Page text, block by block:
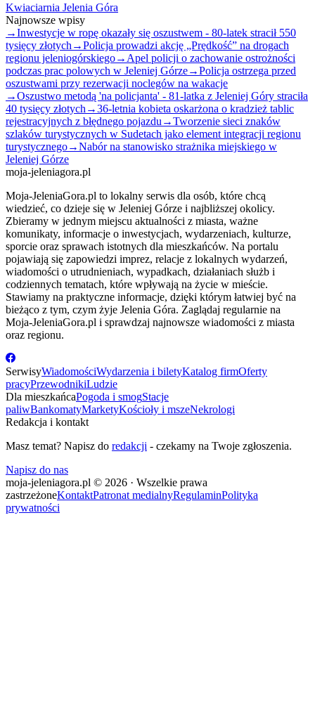
Kwiaciarnia Jelenia Góra
Najnowsze wpisy
→Inwestycje w ropę okazały się oszustwem - 80-latek stracił 550
tysięcy złotych →Policja prowadzi akcję „Prędkość” na drogach
regionu jeleniogórskiego→ Apel policji o zachowanie ostrożności
podczas prac polowych w Jeleniej Górze→Policja ostrzega przed
oszustwami przy rezerwacji noclegów na wakacje
→Oszustwo metodą 'na policjanta' - 81-latka z Jeleniej Góry straciła
40 tysięcy złotych →36-letnia kobieta oskarżona o kradzież tablic
rejestracyjnych z błędnego pojazdu →Tworzenie sieci znaków
szlaków turystycznych w Sudetach jako element integracji regionu
turystycznego→Nabór na stanowisko strażnika miejskiego w
Jeleniej Górze
moja-jeleniagora.pl
Moja-JeleniaGora.pl to lokalny serwis dla osób, które chcą
wiedzieć, co dzieje się w Jeleniej Górze i najbliższej okolicy.
Zbieramy w jednym miejscu aktualności z miasta, ważne
komunikaty, informacje o inwestycjach, wydarzeniach, kulturze,
sporcie oraz sprawach istotnych dla mieszkańców. Na portalu
pojawiają się zapowiedzi imprez, relacje z lokalnych wydarzeń,
wiadomości o utrudnieniach, wypadkach, działaniach służb i
codziennych tematach, które wpływają na życie w mieście.
Stawiamy na praktyczne informacje, dzięki którym łatwiej być na
bieżąco z tym, czym żyje Jelenia Góra. Zaglądaj regularnie na
Moja-JeleniaGora.pl i sprawdzaj najnowsze wiadomości z miasta
oraz regionu.
SerwisyWiadomościWydarzenia i biletyKatalog firmOferty
pracyPrzewodnikiLudzie
Dla mieszkańcaPogoda i smogStacje
paliwBankomatyMarketyKościoły i mszeNekrologi
Redakcja i kontakt
Masz temat? Napisz do redakcji - czekamy na Twoje zgłoszenia.
Napisz do nas
moja-jeleniagora.pl © 2026 · Wszelkie prawa
zastrzeżoneKontaktPatronat medialnyRegulaminPolityka
prywatności